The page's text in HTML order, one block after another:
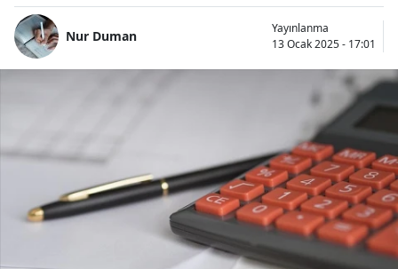
Nur Duman
Yayınlanma
13 Ocak 2025 - 17:01